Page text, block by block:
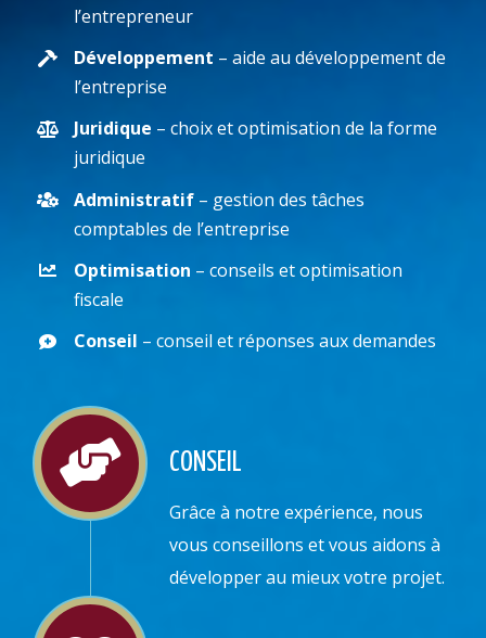
l’entrepreneur
Développement – aide au développement de
l’entreprise
Juridique – choix et optimisation de la forme
juridique
Administratif – gestion des tâches
comptables de l’entreprise
Optimisation – conseils et optimisation
fiscale
Conseil – conseil et réponses aux demandes
CONSEIL
Grâce à notre expérience, nous
vous conseillons et vous aidons à
développer au mieux votre projet.